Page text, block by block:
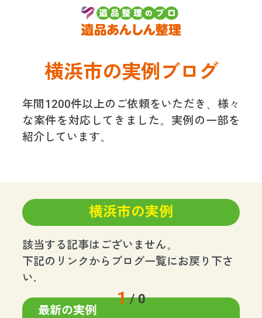
横浜市の実例ブログ
年間1200件以上のご依頼をいただき、様々
な案件を対応してきました。実例の一部を
紹介しています。
横浜市の実例
該当する記事はございません。
下記のリンクからブログ一覧にお戻り下さ
い.
1/0
最新の実例